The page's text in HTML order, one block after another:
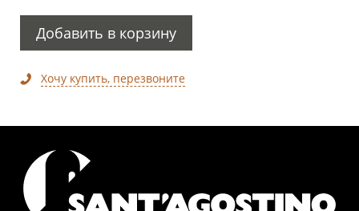
Добавить в корзину
Хочу купить, перезвоните